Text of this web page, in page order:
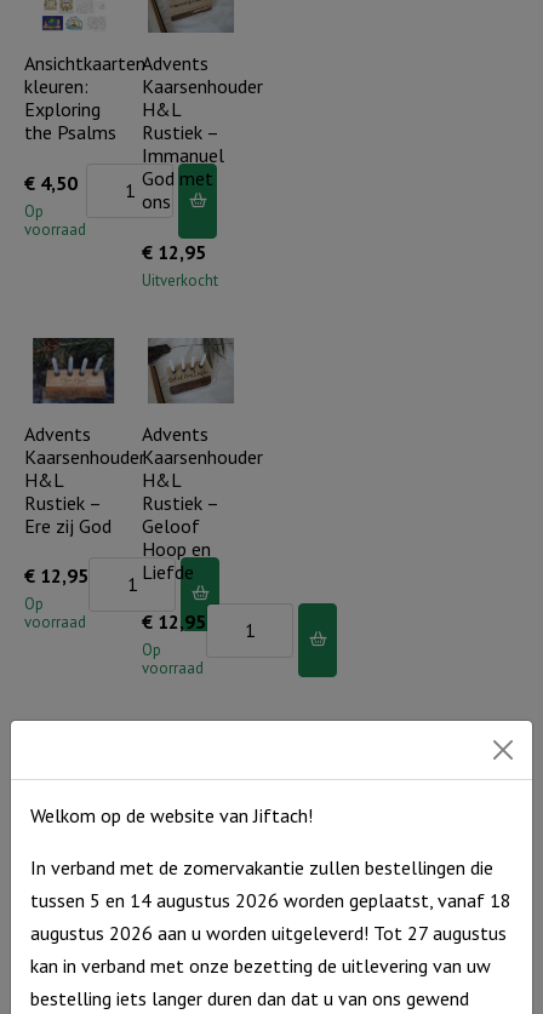
kaarsenhuisje)
Ansichtkaarten
kleuren:
Exploring
the Psalms
€ 4,50
Op
voorraad
Ansichtkaarten
kleuren:
Exploring
aantal
Advents
Kaarsenhouder
H&L
Rustiek –
Immanuel
God met
ons
€ 12,95
Uitverkocht
Advents
Kaarsenhouder
H&L
Rustiek –
Ere zij God
€ 12,95
Op
voorraad
Advents
Kaarsenhouder
Rustiek
aantal
Advents
Kaarsenhouder
H&L
Rustiek –
Geloof
Hoop en
Liefde
€ 12,95
Op
voorraad
Kaarsenhouder
Rustiek
Geloof
Hoop
Liefde
aantal
Sorteer
blokken –
Pastel
€27,95
Uitverkocht
Houten
boom
29,95
Op
voorraad
Houten
Blokken
boom
Welkom op de website van Jiftach!
In verband met de zomervakantie zullen bestellingen die
tussen 5 en 14 augustus 2026 worden geplaatst, vanaf 18
augustus 2026 aan u worden uitgeleverd! Tot 27 augustus
kan in verband met onze bezetting de uitlevering van uw
bestelling iets langer duren dan dat u van ons gewend